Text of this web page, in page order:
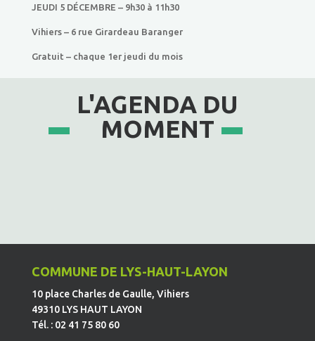
JEUDI 5 DÉCEMBRE – 9h30 à 11h30
Vihiers – 6 rue Girardeau Baranger
Gratuit – chaque 1er jeudi du mois
L'AGENDA DU
MOMENT
COMMUNE DE LYS-HAUT-LAYON
10 place Charles de Gaulle, Vihiers
49310 LYS HAUT LAYON
Tél. : 02 41 75 80 60